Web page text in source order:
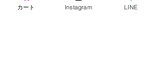
カート Instagram LINE